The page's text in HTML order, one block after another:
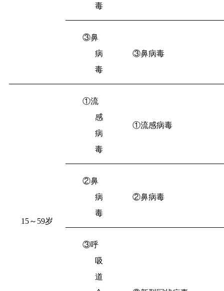
毒
③鼻
病
毒
③鼻病毒
15～ 59岁
①流
感
病
毒
①流感病毒
②鼻
病
毒
②鼻病毒
③呼
吸
道